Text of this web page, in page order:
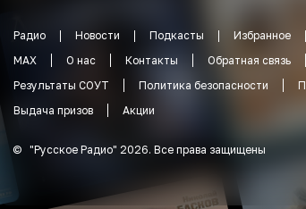
Радио Новости Подкасты Избранное
MAX
О нас Контакты Обратная связь
Результаты СОУТ
Политика безопасности
Выдача призов
Акции
© "Русское Радио" 2026. Все права защищены